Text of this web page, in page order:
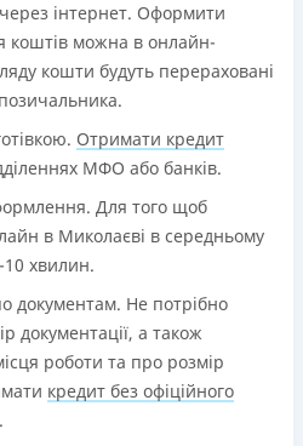
банкінг)
Детальніше
інтернет. Оформити
коштів можна в онлайн-
кошти будуть перераховані
Отримати кредит
МФО або банків.
Для того щоб
в Миколаєві в середньому
хвилин.
документам. Не потрібно
документації, а також
роботи та про розмір
кредит без офіційного